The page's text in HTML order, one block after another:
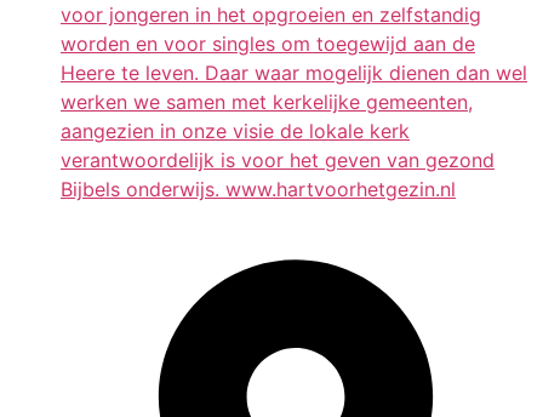
voor jongeren in het opgroeien en zelfstandig
worden en voor singles om toegewijd aan de
Heere te leven. Daar waar mogelijk dienen dan wel
werken we samen met kerkelijke gemeenten,
aangezien in onze visie de lokale kerk
verantwoordelijk is voor het geven van gezond
Bijbels onderwijs. www.hartvoorhetgezin.nl